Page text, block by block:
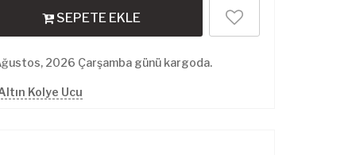
SEPETE EKLE
2026 Çarşamba günü kargoda.
Kolye Ucu